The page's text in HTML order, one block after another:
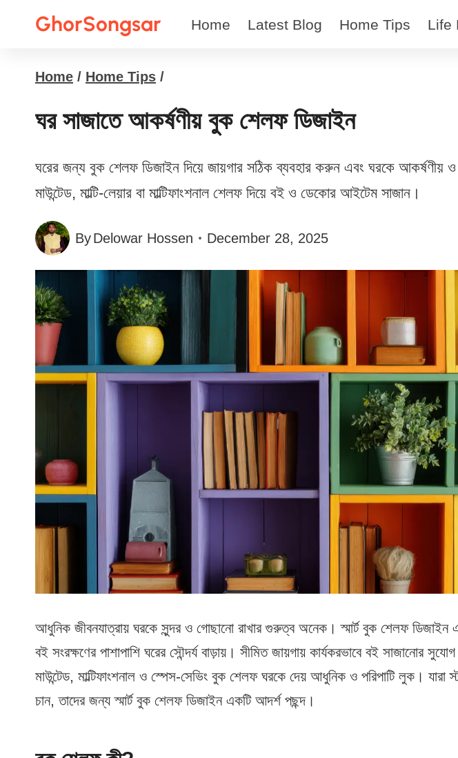
GhorSongsar Home Latest Blog Home Tips Life
Home / Home Tips /
ঘর সাজাতে আকর্ষণীয় বুক শেলফ ডিজাইন
ঘরের জন্য বুক শেলফ ডিজাইন দিয়ে জায়গার সঠিক ব্যবহার করুন এবং ঘরকে আকর্ষণীয়
মাউন্টেড, মাল্টি-লেয়ার বা মাল্টিফাংশনাল শেলফ দিয়ে বই ও ডেকোর আইটেম সাজান।
ByDelowar Hossen December 28, 2025
আধুনিক জীবনযাত্রায় ঘরকে সুন্দর ও গোছানো রাখার গুরুত্ব অনেক। স্মার্ট বুক শেলফ
বই সংরক্ষণের পাশাপাশি ঘরের সৌন্দর্য বাড়ায়। সীমিত জায়গায় কার্যকরভাবে বই সাজানোর
মাউন্টেড, মাল্টিফাংশনাল ও স্পেস-সেভিং বুক শেলফ ঘরকে দেয় আধুনিক ও পরিপাটি লুক। যারা
চান, তাদের জন্য স্মার্ট বুক শেলফ ডিজাইন একটি আদর্শ পছন্দ।